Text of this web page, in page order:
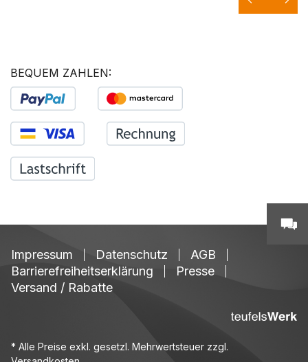
BEQUEM ZAHLEN:
Impressum Datenschutz
AGB
Barrierefreiheitserklärung
Presse
Versand / Rabatte
* Alle Preise exkl. gesetzl. Mehrwertsteuer zzgl.